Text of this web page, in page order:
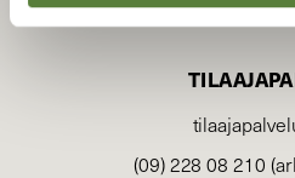
(09) 228 08 210